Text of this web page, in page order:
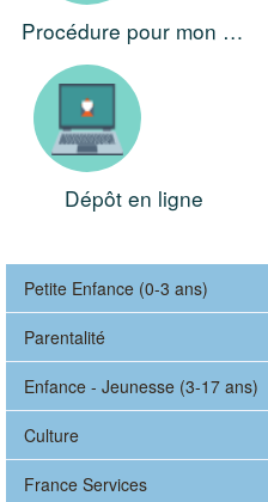
Procédure pour mon projet
Dépôt en ligne
Petite Enfance (0-3 ans)
Parentalité
Enfance - Jeunesse (3-17 ans)
Culture
France Services